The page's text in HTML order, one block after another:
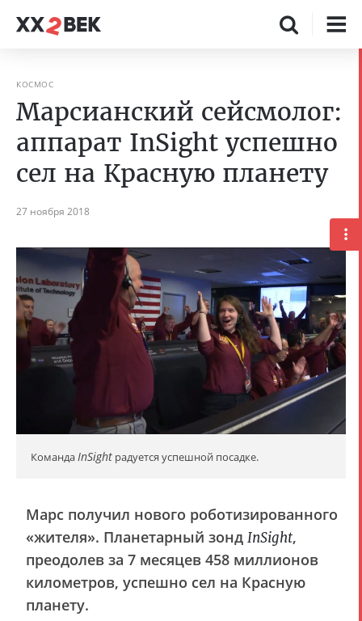
КОСМОС
Марсианский сейсмолог:
аппарат InSight успешно
сел на Красную планету
27 ноября 2018
КомандаInSight радуется успешной посадке.
Марс получил нового роботизированного
«жителя». Планетарный зонд InSight,
преодолев за 7 месяцев 458 миллионов
километров, успешно сел на Красную
планету.